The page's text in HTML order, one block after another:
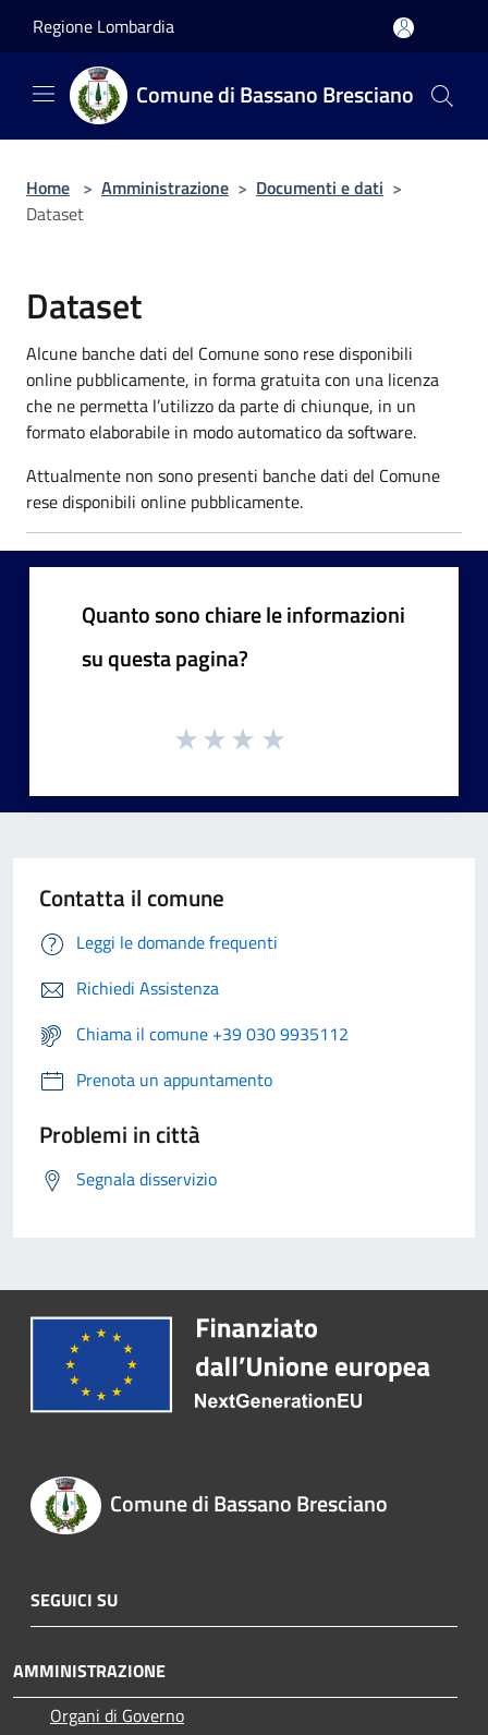
Regione Lombardia
Comune di Bassano Bresciano
Home > Amministrazione > Documenti e dati >
Dataset
Dataset
Alcune banche dati del Comune sono rese disponibili
online pubblicamente, in forma gratuita con una licenza
che ne permetta l’utilizzo da parte di chiunque, in un
formato elaborabile in modo automatico da software.
Attualmente non sono presenti banche dati del Comune
rese disponibili online pubblicamente.
Quanto sono chiare le informazioni
su questa pagina?
Contatta il comune
Leggi le domande frequenti
Richiedi Assistenza
Chiama il comune +39 030 9935112
Prenota un appuntamento
Problemi in città
Segnala disservizio
Comune di Bassano Bresciano
SEGUICI SU
AMMINISTRAZIONE
Organi di Governo